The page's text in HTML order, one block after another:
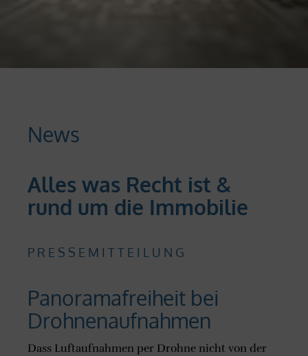
News
Alles was Recht ist &
rund um die Immobilie
P R E S S E M I T T E I L U N G
Panoramafreiheit bei
Drohnenaufnahmen
Dass Luftaufnahmen per Drohne nicht von der